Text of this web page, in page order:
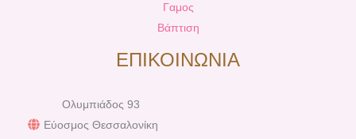
Γαμος
Βάπτιση
ΕΠΙΚΟΙΝΩΝΙΑ
Ολυμπιάδος 93
Εύοσμος Θεσσαλονίκη